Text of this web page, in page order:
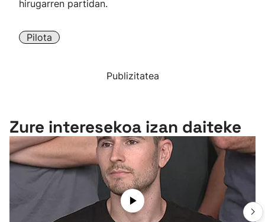
hirugarren partidan.
Pilota
Publizitatea
Zure interesekoa izan daiteke